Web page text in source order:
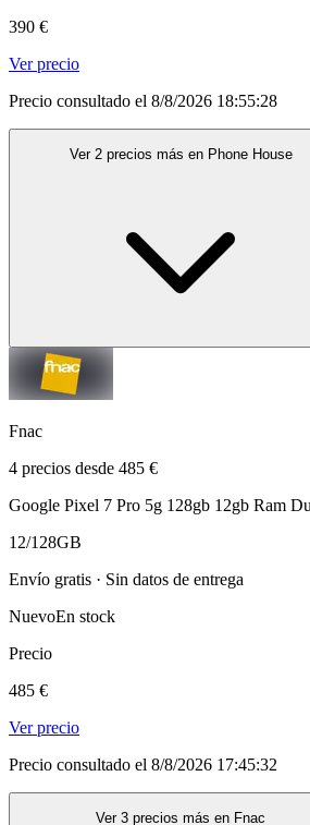
390 €
Ver precio
Precio consultado el 8/8/2026 18:55:28
Ver 2 precios más en Phone House
Fnac
4 precios desde 485 €
Google Pixel 7 Pro 5g 128gb 12gb Ram
12/128GB
Envío gratis · Sin datos de entrega
NuevoEn stock
Precio
485 €
Ver precio
Precio consultado el 8/8/2026 17:45:32
Ver 3 precios más en Fnac